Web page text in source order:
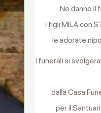
Ne danno il
i figli MILA con
le adorate
I funerali si
dalla Casa
per il